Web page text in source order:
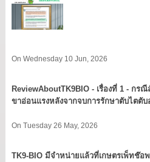
On Wednesday 10 Jun, 2026
ReviewAboutTK9BIO - เรื่องที่ 1 - กร
ขาอ่อนแรงหลังจากจบการรักษาตับไตตั
On Tuesday 26 May, 2026
TK9​-BIO มีจำหน่ายแล้วที่เกษตรเพ็ทช๊อ